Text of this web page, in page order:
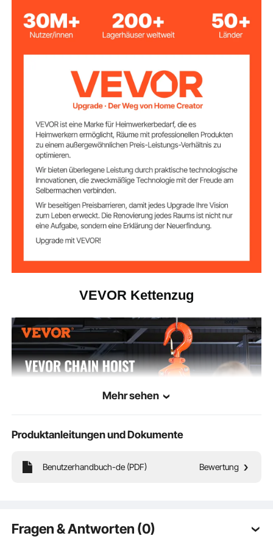
Hubkettengröße Ф 8 x 24 mm
5,8 m (20 Fuß)
Produktgewicht 16,65 kg (36,71 lbs)
VEVOR Kettenzug
Dieser Hebelzug basiert auf einer geführten Kettenführung und
ist leichtgängig in der Anwendung. Das hochwertige Material
Mehr sehen
Produktanleitungen und Dokumente
Benutzerhandbuch-de (PDF) Bewertung
Fragen & Antworten (0)